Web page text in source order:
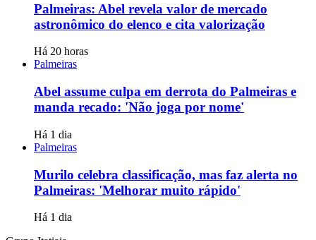
Palmeiras: Abel revela valor de mercado
astronômico do elenco e cita valorização
Há 20 horas
Palmeiras
Abel assume culpa em derrota do Palmeiras e
manda recado: 'Não joga por nome'
Há 1 dia
Palmeiras
Murilo celebra classificação, mas faz alerta no
Palmeiras: 'Melhorar muito rápido'
Há 1 dia